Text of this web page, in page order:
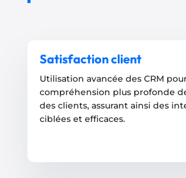
Satisfaction client
Utilisation avancée des CRM
compréhension plus profonde
des clients, assurant ainsi des
ciblées et efficaces.